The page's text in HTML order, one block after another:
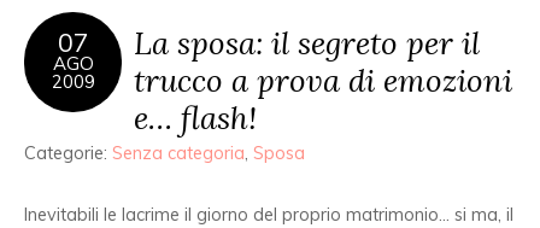
07
AGO
2009
La sposa: il segreto per il
trucco a prova di emozioni
e… flash!
Categorie: Senza categoria Sposa
Inevitabili le lacrime il giorno del proprio matrimonio… si ma, il